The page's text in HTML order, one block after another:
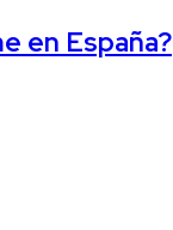
en España?